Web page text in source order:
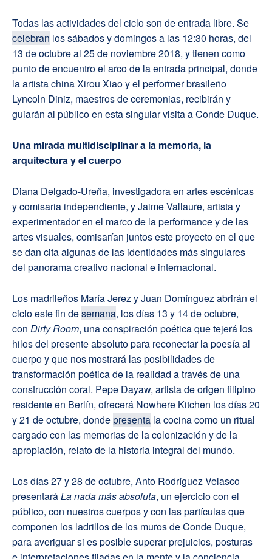
Todas las actividades del ciclo son de entrada libre. Se
celebran los sábados y domingos a las 12:30 horas, del
13 de octubre al 25 de noviembre 2018, y tienen como
punto de encuentro el arco de la entrada principal, donde
la artista china Xirou Xiao y el performer brasileño
Lyncoln Diniz, maestros de ceremonias, recibirán y
guiarán al público en esta singular visita a Conde Duque.
Una mirada multidisciplinar a la memoria, la
arquitectura y el cuerpo
Diana Delgado-Ureña, investigadora en artes escénicas
y comisaria independiente, y Jaime Vallaure, artista y
experimentador en el marco de la performance y de las
artes visuales, comisarían juntos este proyecto en el que
se dan cita algunas de las identidades más singulares
del panorama creativo nacional e internacional.
Los madrileños María Jerez y Juan Domínguez abrirán el
ciclo este fin desemana, los días 13 y 14 de octubre,
con Dirty Room, una conspiración poética que tejerá los
hilos del presente absoluto para reconectar la poesía al
cuerpo y que nos mostrará las posibilidades de
transformación poética de la realidad a través de una
construcción coral. Pepe Dayaw, artista de origen filipino
residente en Berlín, ofrecerá Nowhere Kitchen los días 20
y 21 de octubre, dondepresenta la cocina como un ritual
cargado con las memorias de la colonización y de la
apropiación, relato de la historia integral del mundo.
Los días 27 y 28 de octubre, Anto Rodríguez Velasco
presentaráLa nada más absoluta, un ejercicio con el
público, con nuestros cuerpos y con las partículas que
componen los ladrillos de los muros de Conde Duque,
para averiguar si es posible superar prejuicios, posturas